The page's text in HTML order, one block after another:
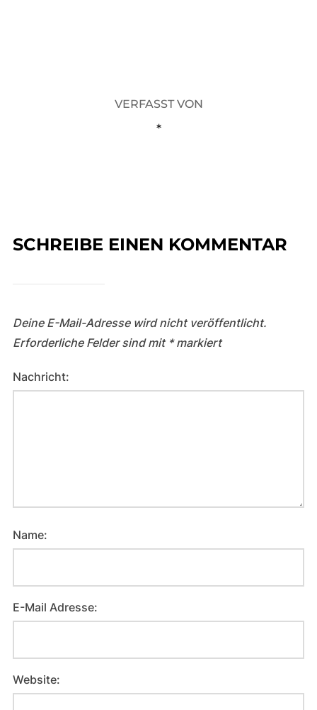
VERFASST VON
*
SCHREIBE EINEN KOMMENTAR
Deine E-Mail-Adresse wird nicht veröffentlicht.
Erforderliche Felder sind mit *markiert
Nachricht:
Name:
E-Mail Adresse:
Website: